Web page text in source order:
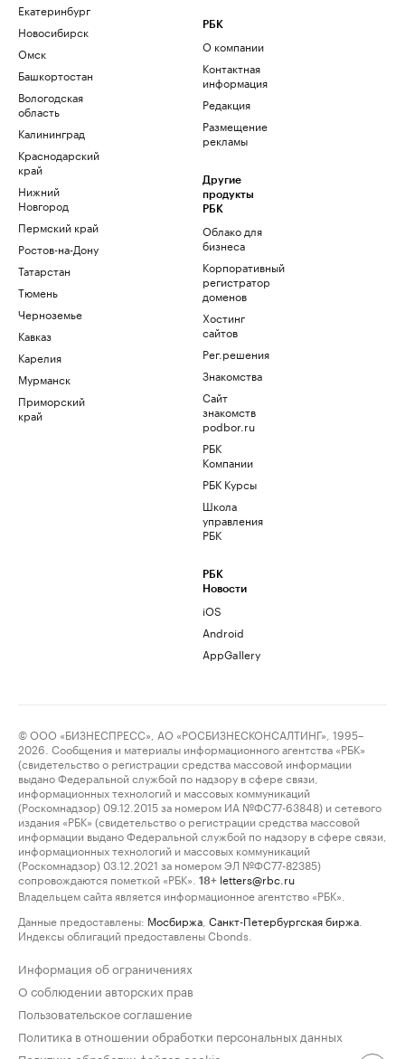
Екатеринбург
Новосибирск
Омск
Башкортостан
Вологодская
область
Калининград
Краснодарский
край
Нижний
Новгород
Пермский край
Ростов-на-Дону
Татарстан
Тюмень
Черноземье
Кавказ
Карелия
Мурманск
Приморский
край
РБК
О компании
Контактная
информация
Редакция
Размещение
рекламы
Другие
продукты
РБК
Облако для
бизнеса
Корпоративный
регистратор
доменов
Хостинг
сайтов
Рег.решения
Знакомства
Сайт
знакомств
podbor.ru
РБК
Компании
РБК Курсы
Школа
управления
РБК
РБК
Новости
iOS
Android
AppGallery
© ООО «БИЗНЕСПРЕСС», АО «РОСБИЗНЕСКОНСАЛТИНГ», 1995–
2026. Сообщения и материалы информационного агентства «РБК»
(свидетельство о регистрации средства массовой информации
выдано Федеральной службой по надзору в сфере связи,
информационных технологий и массовых коммуникаций
(Роскомнадзор) 09.12.2015 за номером ИА №ФС77-63848) и сетевого
издания «РБК» (свидетельство о регистрации средства массовой
информации выдано Федеральной службой по надзору в сфере связи,
информационных технологий и массовых коммуникаций
(Роскомнадзор) 03.12.2021 за номером ЭЛ №ФС77-82385)
сопровождаются пометкой «РБК».
18+ letters@rbc.ru
Владельцем сайта является информационное агентство «РБК».
Данные предоставлены: Мосбиржа Санкт-Петербургская биржа
Индексы облигаций предоставлены Cbonds.
Информация об ограничениях
О соблюдении авторских прав
Пользовательское соглашение
Политика в отношении обработки персональных данных